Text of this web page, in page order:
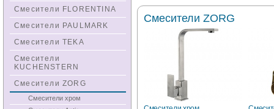
Смесители ZORG
Смесители FLORENTINA
Смесители PAULMARK
Смесители TEKA
Смесители
KUCHENSTERN
Смесители ZORG
Смесители хром